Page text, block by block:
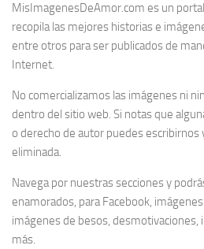
MisImagenesDeAmor.com es un
recopila las mejores historias e
entre otros para ser publicados de
Internet.
No comercializamos las imágenes ni
dentro del sitio web. Si notas que
o derecho de autor puedes escribirnos
eliminada.
Navega por nuestras secciones y
enamorados, para Facebook,
imágenes de besos, desmotivaciones,
más.